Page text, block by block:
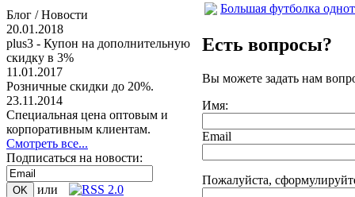
Блог / Новости
20.01.2018
plus3 - Купон на дополнительную
скидку в 3%
11.01.2017
Розничные скидки до 20%.
23.11.2014
Специальная цена оптовым и
корпоративным клиентам.
Смотреть все...
Подписаться на новости:
или
Большая футболка
Есть вопросы?
Вы можете задать нам
Имя:
Email
Пожалуйста,